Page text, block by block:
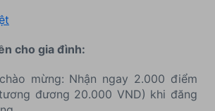
cho gia đình:
mừng: Nhận ngay 2.000 điểm
đương 20.000 VND) khi đăng